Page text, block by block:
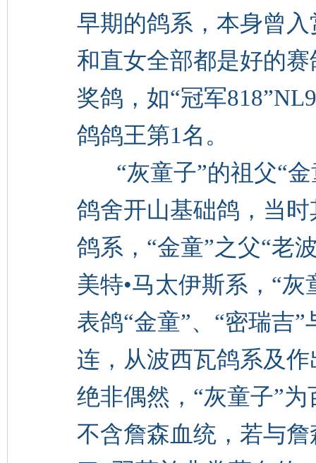
早期的鸽系，本身曾
和直女全部都是好的
奖鸽，如“冠军
鸽鸽王第1名。
“灰童子”的祖父“金
鸽舍开山基础鸽，当
鸽系，“金童”之父“老
美特•马太伊斯系，“
表鸽“金童”、“密瑞吉
连，从波西瓦鸽系及
绝非偶然，“灰童子”
不含詹森血统，若与